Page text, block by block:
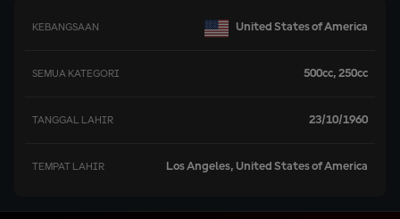
KEBANGSAAN United States of America
SEMUA KATEGORI 500cc, 250cc
TANGGAL LAHIR 23/10/1960
TEMPAT LAHIR Los Angeles, United States of America